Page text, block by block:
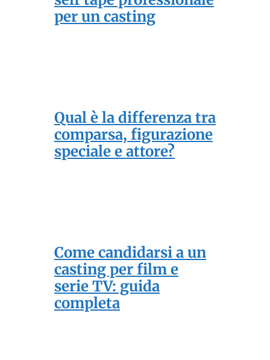
per un casting
Qual è la differenza tra
comparsa, figurazione
speciale e attore?
Come candidarsi a un
casting per film e
serie TV: guida
completa